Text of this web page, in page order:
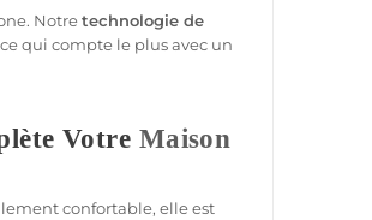
. Notretechnologie de
qui compte le plus avec un
Votre Maison
confortable, elle est